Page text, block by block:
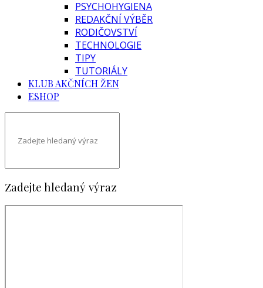
PSYCHOHYGIENA
REDAKČNÍ VÝBĚR
RODIČOVSTVÍ
TECHNOLOGIE
TIPY
TUTORIÁLY
KLUB AKČNÍCH ŽEN
ESHOP
Zadejte hledaný výraz